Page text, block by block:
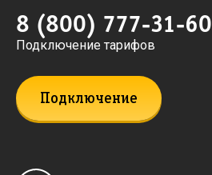
8 (800) 777-31-60
Подключение тарифов
Подключение